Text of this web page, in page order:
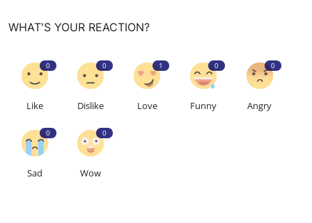
WHAT'S YOUR REACTION?
0
Like
0
Dislike
1
Love
0
Funny
0
Angry
0
Sad
0
Wow